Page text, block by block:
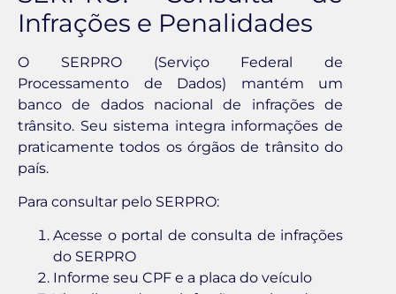
Infrações e Penalidades
O SERPRO (Serviço Federal de
Processamento de Dados) mantém um
banco de dados nacional de infrações de
trânsito. Seu sistema integra informações de
praticamente todos os órgãos de trânsito do
país.
Para consultar pelo SERPRO:
Acesse o portal de consulta de infrações
do SERPRO
Informe seu CPF e a placa do veículo